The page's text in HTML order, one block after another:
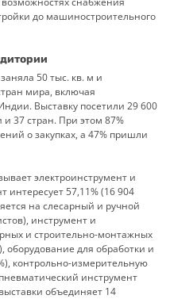
до машиностроительного
50 тыс. кв. м и
мира, включая
Выставку посетили 29 600
и 37 стран. При этом 87%
о закупках, а 47% пришли
электроинструмент и
интересует 57,11% (16 904
на слесарный и ручной
инструмент и
и строительно-монтажных
оборудование для обработки и
контрольно-измерительную
инструмент
объединяет 14